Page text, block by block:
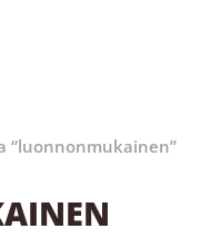
“luonnonmukainen”